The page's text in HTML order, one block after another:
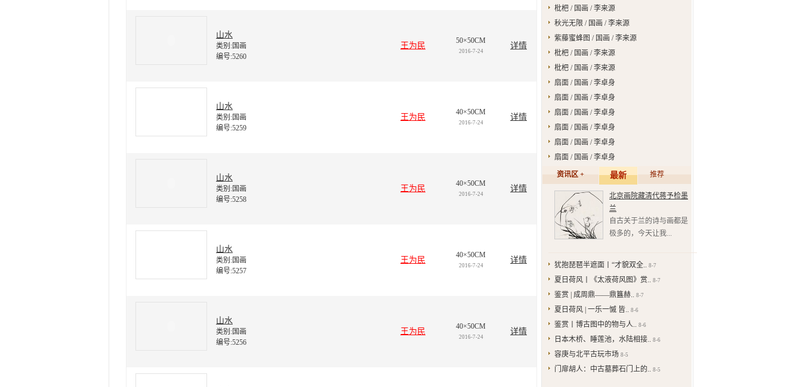
山水
类别:国画
编号:5260
王为民
50×50CM
2016-7-24
详情
山水
类别:国画
编号:5259
王为民
40×50CM
2016-7-24
详情
山水
类别:国画
编号:5258
王为民
40×50CM
2016-7-24
详情
山水
类别:国画
编号:5257
王为民
40×50CM
2016-7-24
详情
山水
类别:国画
编号:5256
王为民
40×50CM
2016-7-24
详情
枇杷 / 国画 / 李来源
秋光无限 / 国画 / 李来源
紫藤蜜蜂图 / 国画 / 李来源
枇杷 / 国画 / 李来源
枇杷 / 国画 / 李来源
扇面 / 国画 / 李卓身
扇面 / 国画 / 李卓身
扇面 / 国画 / 李卓身
扇面 / 国画 / 李卓身
扇面 / 国画 / 李卓身
扇面 / 国画 / 李卓身
资讯区 + 最新 推荐
北京画院藏清代蒋予检墨
兰
自古关于兰的诗与画都是
极多的，今天让我...
犹抱琵琶半遮面丨“才貌双全.. 8-7
夏日荷风丨《太液荷风图》赏.. 8-7
鉴赏 | 成周鼎——鼎簋赫.. 8-7
夏日荷风 | 一乐一慽 皆.. 8-6
鉴赏丨博古图中的物与人.. 8-6
日本木桥、睡莲池，水陆相接.. 8-6
容庚与北平古玩市场 8-5
门扉胡人：中古墓葬石门上的.. 8-5